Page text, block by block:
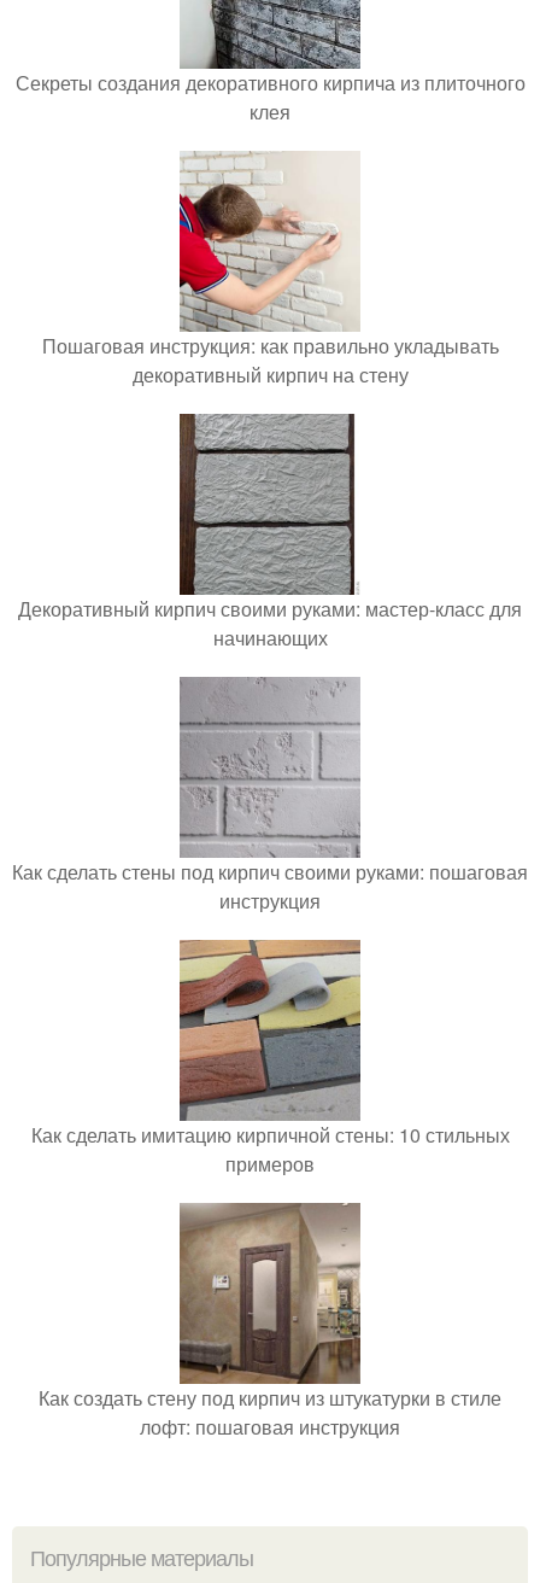
Секреты создания декоративного кирпича из плиточного
клея
Пошаговая инструкция: как правильно укладывать
декоративный кирпич на стену
Декоративный кирпич своими руками: мастер-класс для
начинающих
Как сделать стены под кирпич своими руками: пошаговая
инструкция
Как сделать имитацию кирпичной стены: 10 стильных
примеров
Как создать стену под кирпич из штукатурки в стиле
лофт: пошаговая инструкция
Популярные материалы